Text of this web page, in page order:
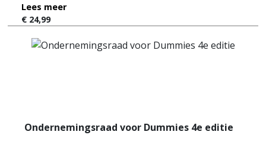
Lees meer
€ 24,99
Ondernemingsraad voor Dummies 4e editie